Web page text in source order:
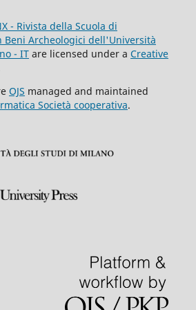
- Rivista della Scuola di
Beni Archeologici dell'Università
- ITare licensed under a Creative
OJS managed and maintained
Società cooperativa.